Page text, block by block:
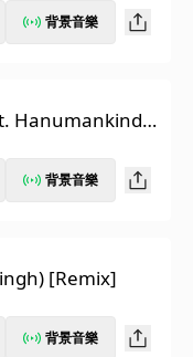
背景音樂
Hanumankind,
背景音樂
[Remix]
背景音樂